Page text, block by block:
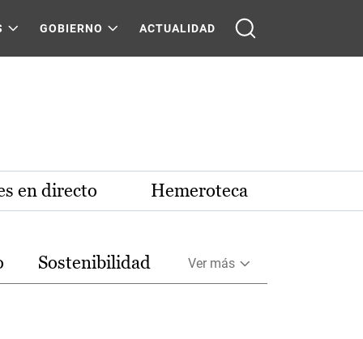
GOBIERNO ACTUALIDAD
en directo Hemeroteca
Sostenibilidad Ver más